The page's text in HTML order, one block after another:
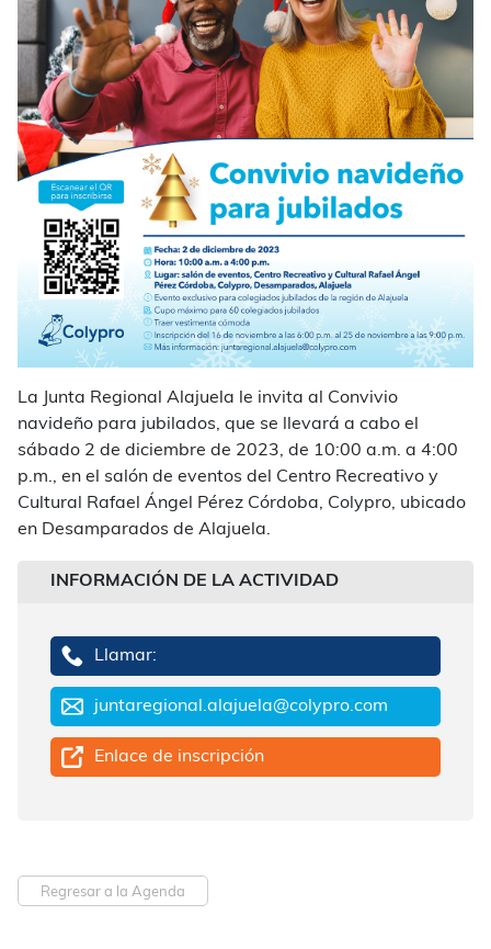
La Junta Regional Alajuela le invita al Convivio
navideño para jubilados, que se llevará a cabo el
sábado 2 de diciembre de 2023, de 10:00 a.m. a 4:00
p.m., en el salón de eventos del Centro Recreativo y
Cultural Rafael Ángel Pérez Córdoba, Colypro, ubicado
en Desamparados de Alajuela.
INFORMACIÓN DE LA ACTIVIDAD
Llamar:
juntaregional.alajuela@colypro.com
Enlace de inscripción
Regresar a la Agenda